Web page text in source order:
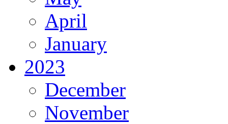
April
January
2023
December
November